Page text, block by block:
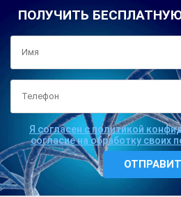
ПОЛУЧИТЬ
Я согласен с политикой
согласие на обработку своих